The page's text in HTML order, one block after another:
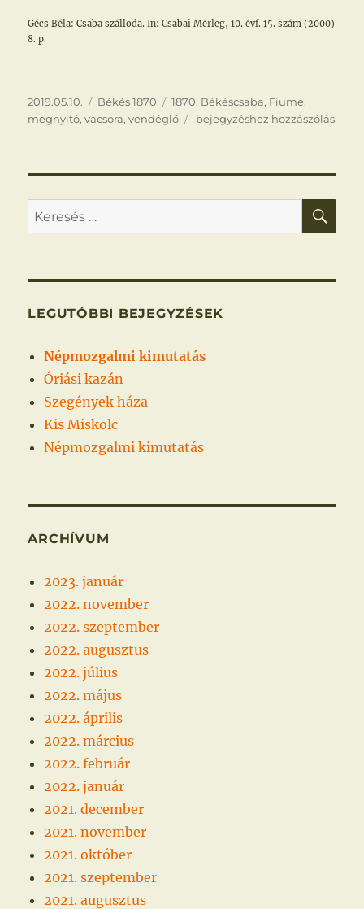
Gécs Béla: Csaba szálloda. In: Csabai Mérleg, 10. évf. 15. szám (2000)
8. p.
Közzétéve
2019.05.10. Kategória
Békés 1870 Címke
1870, Békéscsaba, Fiume,
megnyitó,vacsora,vendéglő
Csabai
bejegyzéshez hozzászólás
Keresés
a
kifejezésre:
LEGUTÓBBI BEJEGYZÉSEK
Népmozgalmi kimutatás
Óriási kazán
Szegények háza
Kis Miskolc
Népmozgalmi kimutatás
ARCHÍVUM
2023. január
2022. november
2022. szeptember
2022. augusztus
2022. július
2022. május
2022. április
2022. március
2022. február
2022. január
2021. december
2021. november
2021. október
2021. szeptember
2021. augusztus